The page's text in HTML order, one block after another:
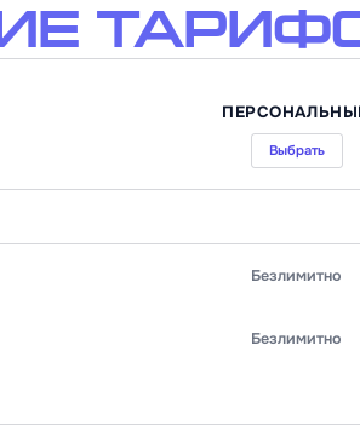
Выбрать
Безлимитно
Безлимитно